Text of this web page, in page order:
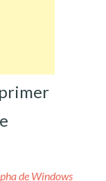
de Windows